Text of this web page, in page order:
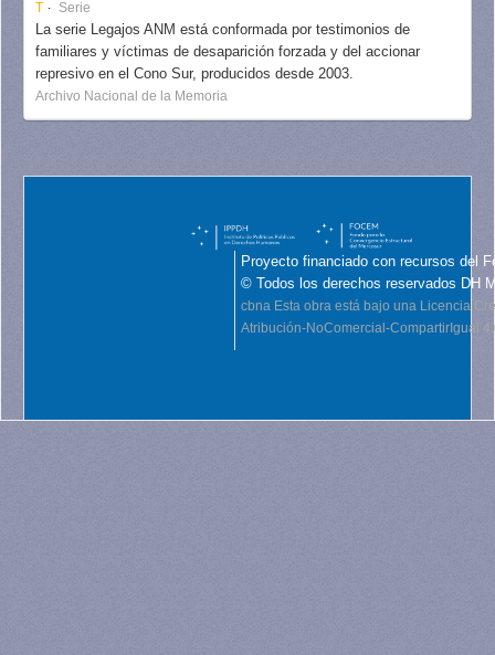
T Serie
La serie Legajos ANM está conformada por testimonios de
familiares y víctimas de desaparición forzada y del accionar
represivo en el Cono Sur, producidos desde 2003.
Archivo Nacional de la Memoria
Proyecto financiado con recursos del
© Todos los derechos reservados DH
cbna Esta obra está bajo una Licencia
Atribución-NoComercial-CompartirIgual